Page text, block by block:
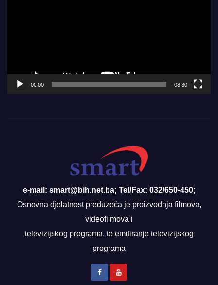
00:00 08:30
e-mail: smart@bih.net.ba; Tel/Fax: 032/650-450;
Osnovna djelatnost preduzeća je proizvodnja filmova,
videofilmova i
televizijskog programa, te emitiranje televizijskog
programa